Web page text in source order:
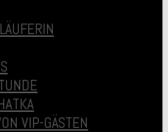
VIP-GÄSTEN